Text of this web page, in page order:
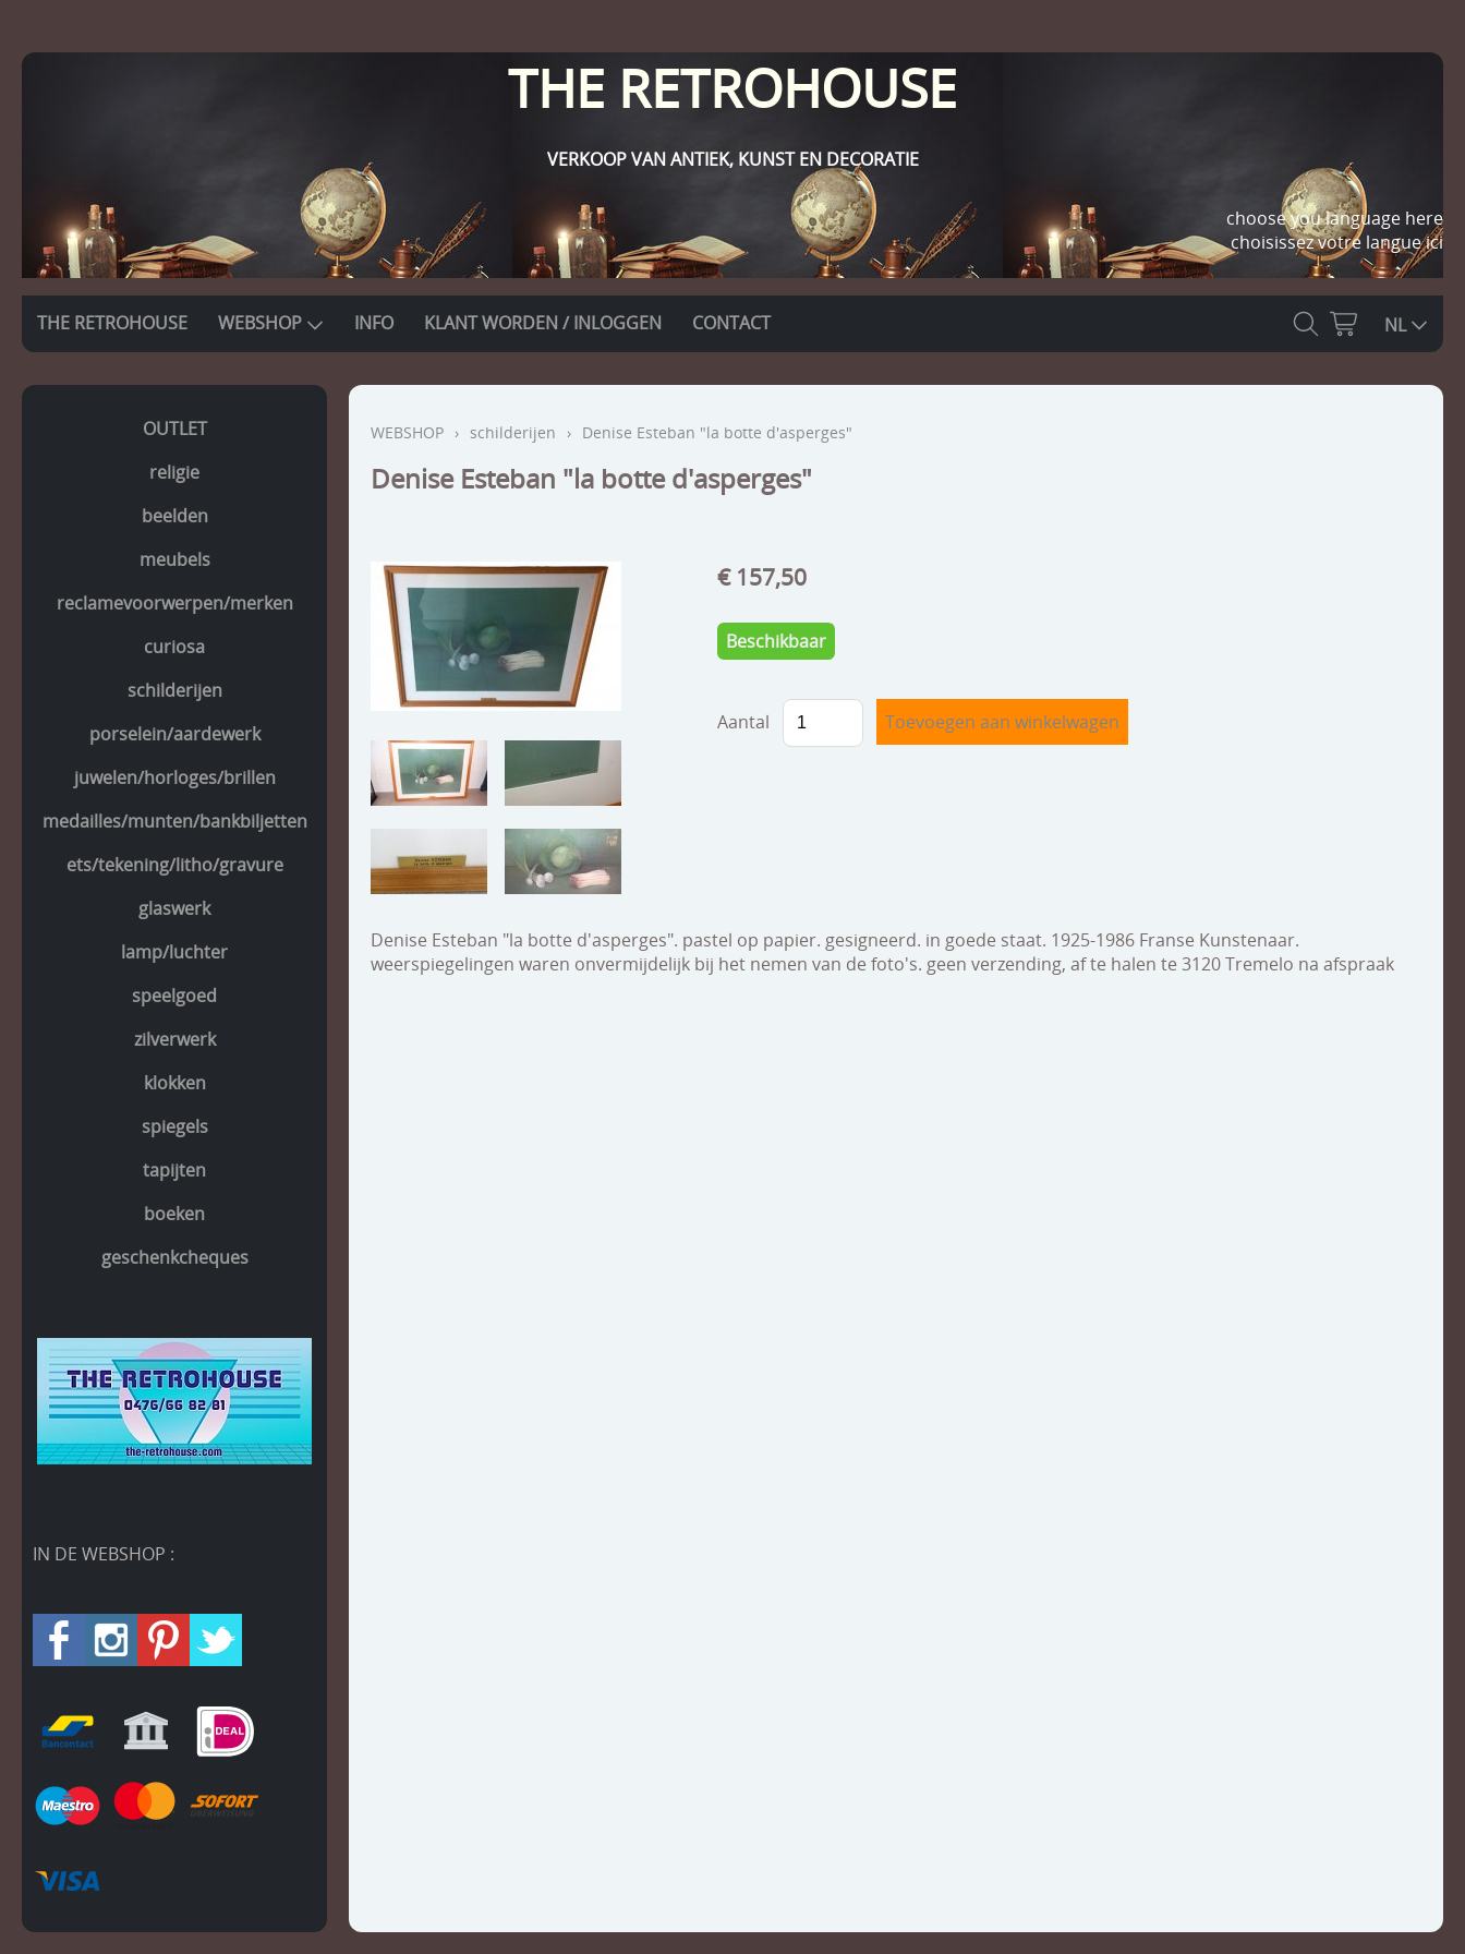
THE RETROHOUSE
VERKOOP VAN ANTIEK, KUNST EN DECORATIE
choose you language here
choisissez votre langue ici
THE RETROHOUSE WEBSHOP INFO KLANT WORDEN / INLOGGEN CONTACT NL
OUTLET
religie
beelden
meubels
reclamevoorwerpen/merken
curiosa
schilderijen
porselein/aardewerk
juwelen/horloges/brillen
medailles/munten/bankbiljetten
ets/tekening/litho/gravure
glaswerk
lamp/luchter
speelgoed
zilverwerk
klokken
spiegels
tapijten
boeken
geschenkcheques
IN DE WEBSHOP :
WEBSHOP › schilderijen › Denise Esteban "la botte d'asperges"
Denise Esteban "la botte d'asperges"
€ 157,50
Beschikbaar
Aantal
Denise Esteban "la botte d'asperges". pastel op papier. gesigneerd. in goede staat. 1925-1986 Franse Kunstenaar.
weerspiegelingen waren onvermijdelijk bij het nemen van de foto's. geen verzending, af te halen te 3120 Tremelo na afspraak